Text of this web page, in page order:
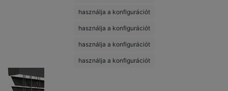
használja a konfigurációt
használja a konfigurációt
használja a konfigurációt
használja a konfigurációt